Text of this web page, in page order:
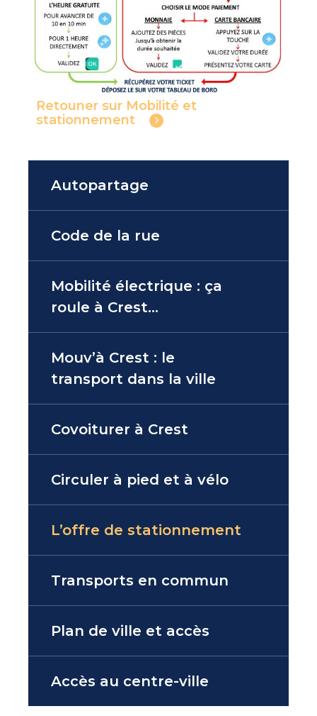
Retouner sur Mobilité et
stationnement
Autopartage
Code de la rue
Mobilité électrique : ça
roule à Crest…
Mouv’à Crest : le
transport dans la ville
Covoiturer à Crest
Circuler à pied et à vélo
L’offre de stationnement
Transports en commun
Plan de ville et accès
Accès au centre-ville